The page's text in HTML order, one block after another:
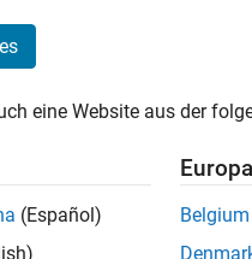
6
Before
in the MATLAB
eine Website aus der
(Español)
Europa
Belgium